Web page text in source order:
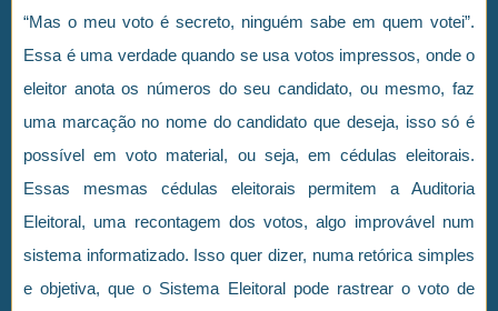
“Mas o meu voto é secreto, ninguém sabe em quem votei”.
Essa é uma verdade quando se usa votos impressos, onde o
eleitor anota os números do seu candidato, ou mesmo, faz
uma marcação no nome do candidato que deseja, isso só é
possível em voto material, ou seja, em cédulas eleitorais.
Essas mesmas cédulas eleitorais permitem a Auditoria
Eleitoral, uma recontagem dos votos, algo improvável num
sistema informatizado. Isso quer dizer, numa retórica simples
e objetiva, que o Sistema Eleitoral pode rastrear o voto de